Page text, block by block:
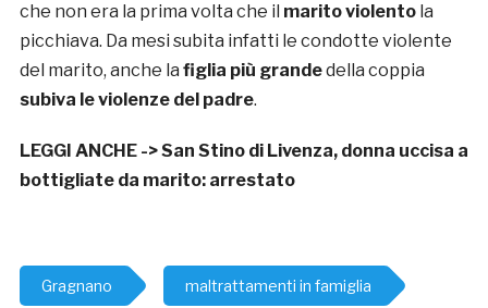
che non era la prima volta che il marito violentola
picchiava. Da mesi subita infatti le condotte violente
del marito, anche la figlia più grandedella coppia
subiva le violenze del padre.
LEGGI ANCHE ->San Stino di Livenza, donna uccisa a
bottigliate da marito: arrestato
Gragnano maltrattamenti in famiglia